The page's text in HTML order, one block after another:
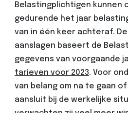
Belastingplichtigen kunnen
gedurende het jaar
van in één keer achteraf.
aanslagen baseert de
gegevens van voorgaande
tarieven voor 2023. Voor
van belang om na te gaan
aansluit bij de werkelijke